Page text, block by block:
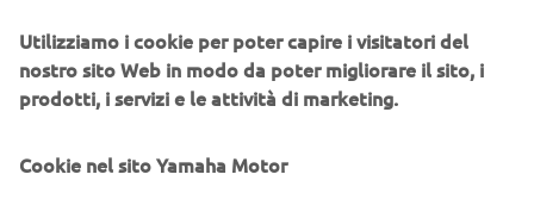
DELL'ENERGIA&QUOT;
"Per raggiungere il nostro obiettivo, dobbiamo ridurre le
L'agenzia giapponese per le risorse naturali e l'energia
Utilizziamo i cookie per poter capire i visitatori del
nostro sito Web in modo da poter migliorare il sito, i
prodotti, i servizi e le attività di marketing.
Cookie nel sito Yamaha Motor